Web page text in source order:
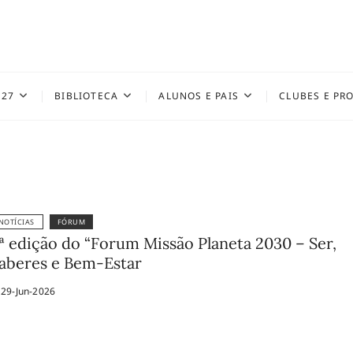
BIBLIOTECA ALUNOS E PAIS CLUBES E
FÓRUM
edição do “Forum Missão Planeta 2030 – Ser,
e Bem-Estar
Jun-2026